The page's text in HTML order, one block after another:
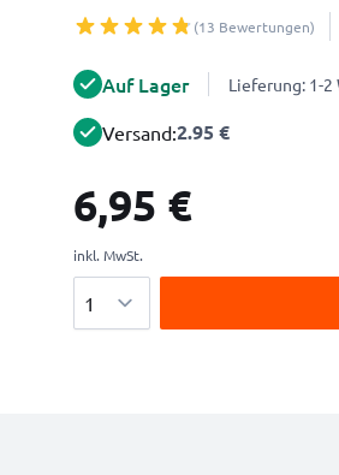
(13 Bewertungen)
Auf Lager Lieferung: 1-2
Versand:2.95 €
6,95 €
inkl. MwSt.